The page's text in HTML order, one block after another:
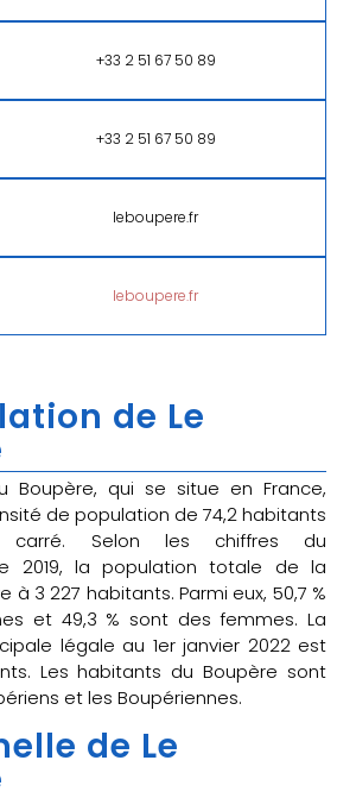
+33 2 51 67 50 89
+33 2 51 67 50 89
leboupere.fr
leboupere.fr
de Le
Boupère, qui se situe en France,
de population de 74,2 habitants
carré. Selon les chiffres du
2019, la population totale de la
à 3 227 habitants. Parmi eux, 50,7 %
et 49,3 % sont des femmes. La
légale au 1er janvier 2022 est
Les habitants du Boupère sont
et les Boupériennes.
de Le